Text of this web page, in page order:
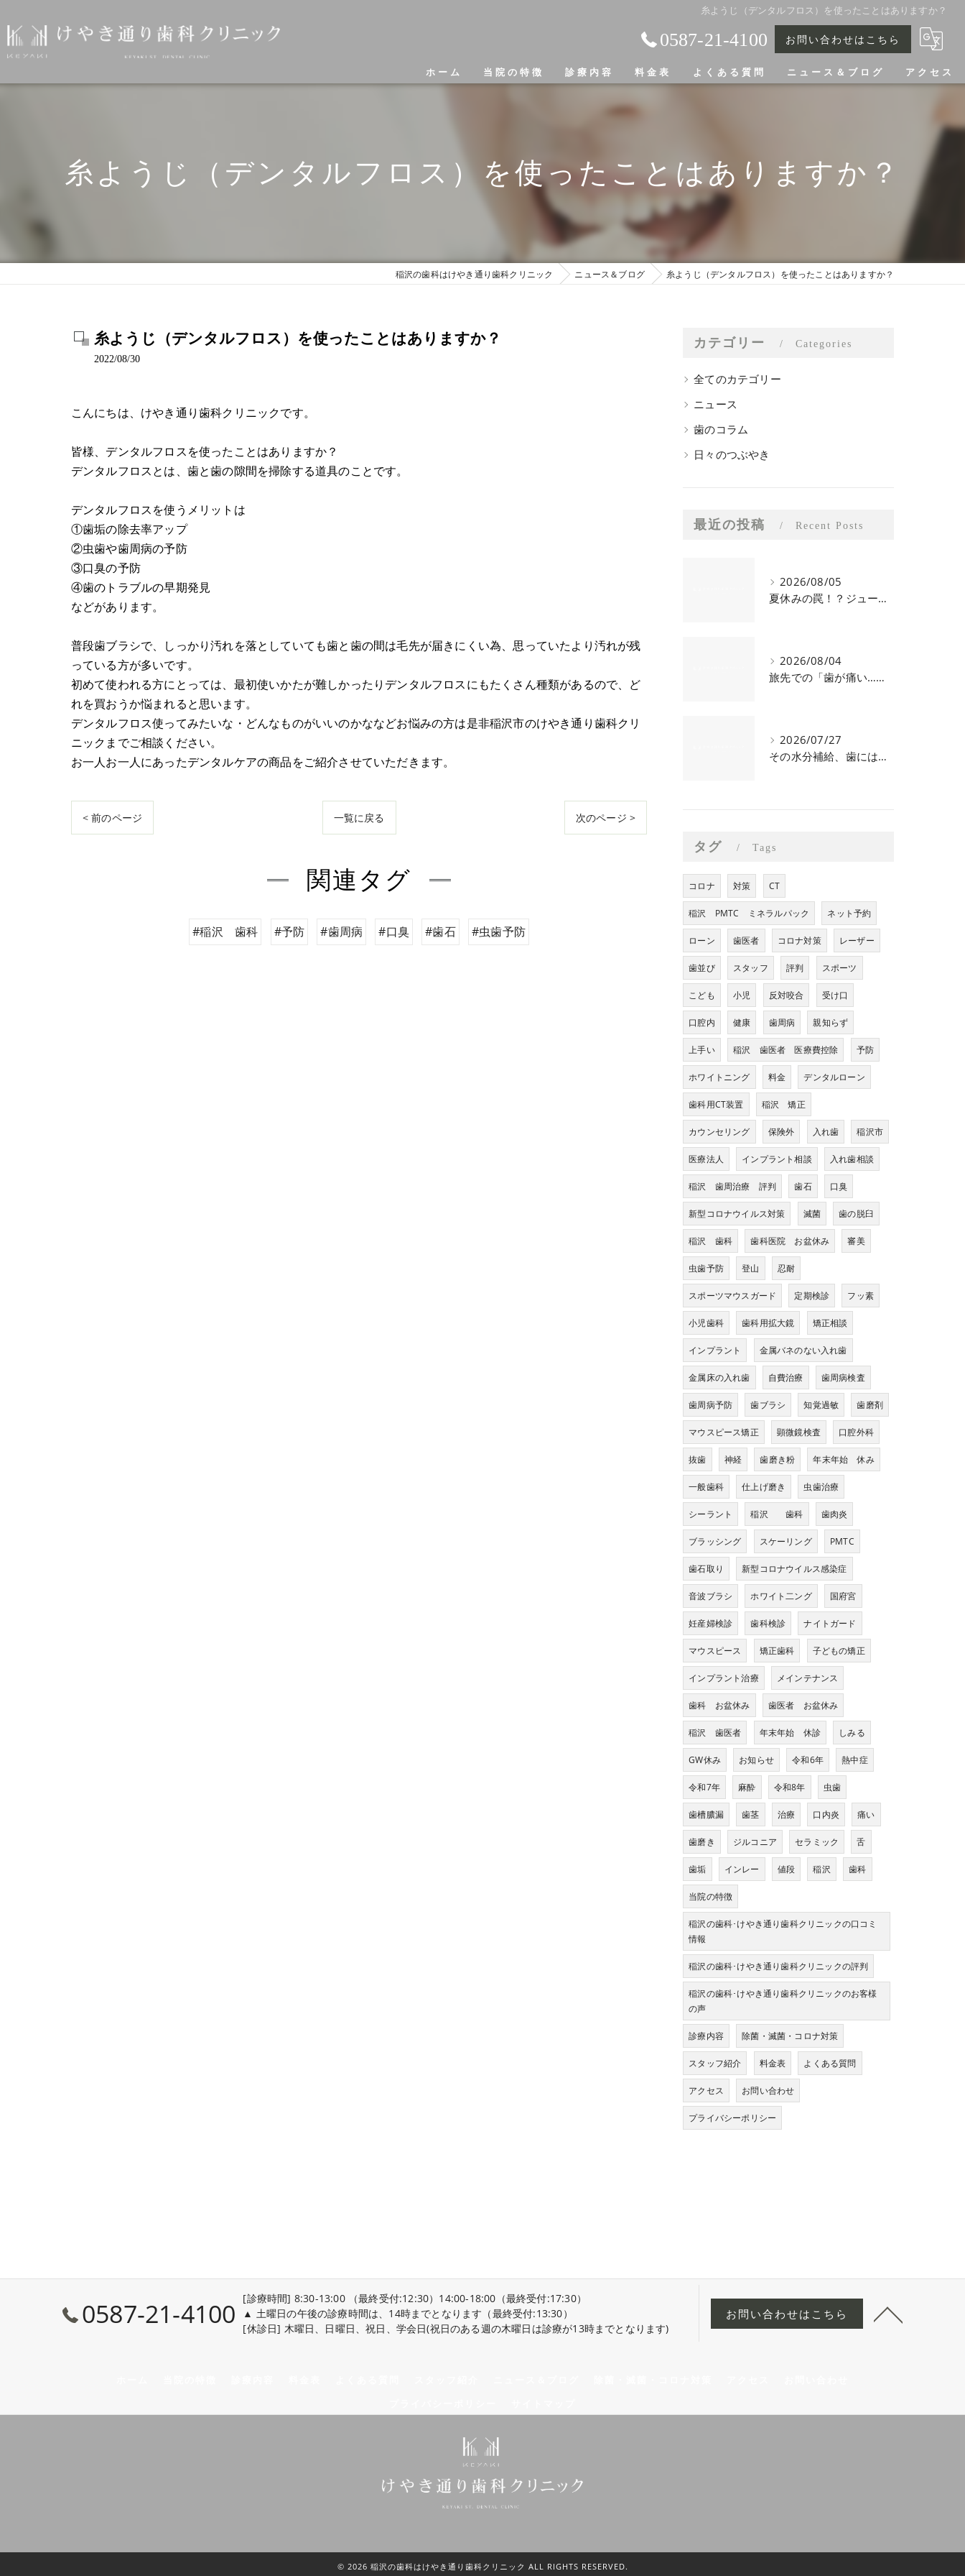
糸ようじ（デンタルフロス）を使ったことはありますか？
0587-21-4100 お問い合わせはこちら
ホーム 当院の特徴 診療内容 料金表 よくある質問 ニュース＆ブログ アクセス
糸ようじ（デンタルフロス）を使ったことはありますか？
稲沢の歯科はけやき通り歯科クリニック ニュース＆ブログ 糸ようじ（デンタルフロス）を使ったことはありますか？
糸ようじ（デンタルフロス）を使ったことはありますか？
2022/08/30
こんにちは、けやき通り歯科クリニックです。
皆様、デンタルフロスを使ったことはありますか？
デンタルフロスとは、歯と歯の隙間を掃除する道具のことです。
デンタルフロスを使うメリットは
①歯垢の除去率アップ
②虫歯や歯周病の予防
③口臭の予防
④歯のトラブルの早期発見
などがあります。
普段歯ブラシで、しっかり汚れを落としていても歯と歯の間は毛先が届きにくい為、思っていたより汚れが残
っている方が多いです。
初めて使われる方にとっては、最初使いかたが難しかったりデンタルフロスにもたくさん種類があるので、ど
れを買おうか悩まれると思います。
デンタルフロス使ってみたいな・どんなものがいいのかななどお悩みの方は是非稲沢市のけやき通り歯科クリ
ニックまでご相談ください。
お一人お一人にあったデンタルケアの商品をご紹介させていただきます。
< 前のページ 一覧に戻る 次のページ >
関連タグ
#稲沢 歯科 #予防 #歯周病 #口臭 #歯石 #虫歯予防
カテゴリー Categories
全てのカテゴリー
ニュース
歯のコラム
日々のつぶやき
最近の投稿 Recent Posts
2026/08/05
夏休みの罠！？ジュースとアイスとむし歯の関係
2026/08/04
旅先での「歯が痛い…！」夏休みのあるあるトラブル
2026/07/27
その水分補給、歯にはNGかも？夏のデンタルケアQ&A
タグ Tags
コロナ 対策 CT
稲沢 PMTC ミネラルパック ネット予約
ローン 歯医者 コロナ対策 レーザー
歯並び スタッフ 評判 スポーツ
こども 小児 反対咬合 受け口
口腔内 健康 歯周病 親知らず
上手い 稲沢 歯医者 医療費控除 予防
ホワイトニング 料金 デンタルローン
歯科用CT装置 稲沢 矯正
カウンセリング 保険外 入れ歯 稲沢市
医療法人 インプラント相談 入れ歯相談
稲沢 歯周治療 評判 歯石 口臭
新型コロナウイルス対策 滅菌 歯の脱臼
稲沢 歯科 歯科医院 お盆休み 審美
虫歯予防 登山 忍耐
スポーツマウスガード 定期検診 フッ素
小児歯科 歯科用拡大鏡 矯正相談
インプラント 金属バネのない入れ歯
金属床の入れ歯 自費治療 歯周病検査
歯周病予防 歯ブラシ 知覚過敏 歯磨剤
マウスピース矯正 顕微鏡検査 口腔外科
抜歯 神経 歯磨き粉 年末年始 休み
一般歯科 仕上げ磨き 虫歯治療
シーラント 稲沢 歯科 歯肉炎
ブラッシング スケーリング PMTC
歯石取り 新型コロナウイルス感染症
音波ブラシ ホワイト二ング 国府宮
妊産婦検診 歯科検診 ナイトガード
マウスピース 矯正歯科 子どもの矯正
インプラント治療 メインテナンス
歯科 お盆休み 歯医者 お盆休み
稲沢 歯医者 年末年始 休診 しみる
GW休み お知らせ 令和6年 熱中症
令和7年 麻酔 令和8年 虫歯
歯槽膿漏 歯茎 治療 口内炎 痛い
歯磨き ジルコニア セラミック 舌
歯垢 インレー 値段 稲沢 歯科
当院の特徴
稲沢の歯科･けやき通り歯科クリニックの口コミ
情報
稲沢の歯科･けやき通り歯科クリニックの評判
稲沢の歯科･けやき通り歯科クリニックのお客様
の声
診療内容 除菌・滅菌・コロナ対策
スタッフ紹介 料金表 よくある質問
アクセス お問い合わせ
プライバシーポリシー
0587-21-4100
[診療時間] 8:30-13:00 （最終受付:12:30）14:00-18:00（最終受付:17:30）
▲ 土曜日の午後の診療時間は、14時までとなります（最終受付:13:30）
[休診日] 木曜日、日曜日、祝日、学会日(祝日のある週の木曜日は診療が13時までとなります)
お問い合わせはこちら
© 2026 稲沢の歯科はけやき通り歯科クリニック ALL RIGHTS RESERVED.